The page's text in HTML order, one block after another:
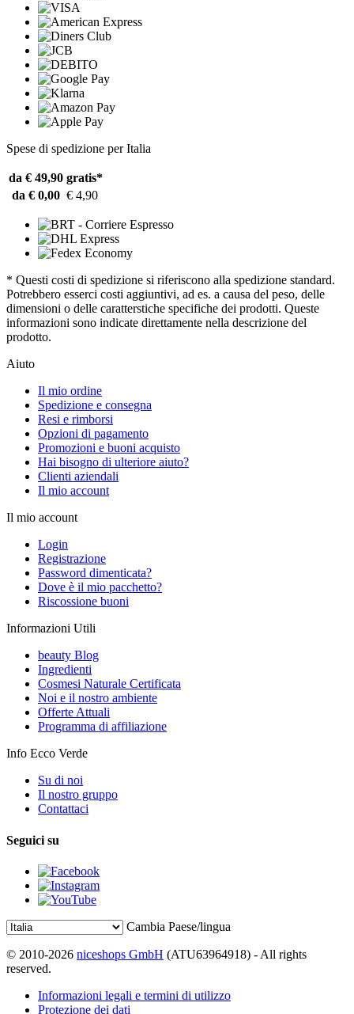
Spese di spedizione per Italia
da € 49,90 gratis*
da € 0,00 € 4,90
* Questi costi di spedizione si riferiscono alla spedizione standard.
Potrebbero esserci costi aggiuntivi, ad es. a causa del peso, delle
dimensioni o delle caratterstiche specifiche dei prodotti. Queste
informazioni sono indicate direttamente nella descrizione del
prodotto.
Aiuto
Il mio ordine
Spedizione e consegna
Resi e rimborsi
Opzioni di pagamento
Promozioni e buoni acquisto
Hai bisogno di ulteriore aiuto?
Clienti aziendali
Il mio account
Il mio account
Login
Registrazione
Password dimenticata?
Dove è il mio pacchetto?
Riscossione buoni
Informazioni Utili
beauty Blog
Ingredienti
Cosmesi Naturale Certificata
Noi e il nostro ambiente
Offerte Attuali
Programma di affiliazione
Info Ecco Verde
Su di noi
Il nostro gruppo
Contattaci
Seguici su
Cambia Paese/lingua
© 2010-2026 niceshops GmbH (ATU63964918) - All rights
reserved.
Informazioni legali e termini di utilizzo
Protezione dei dati